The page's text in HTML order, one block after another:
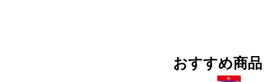
おすすめ商品